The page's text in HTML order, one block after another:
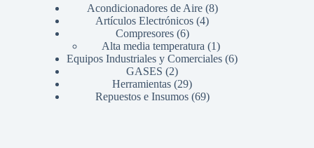
Acondicionadores de Aire 88
Artículos Electrónicos 44
Compresores 66
productos
Alta media temperatura 11
producto
Equipos Industriales y Comerciales 66
GASES 22
productos
Herramientas 2929
productos
Repuestos e Insumos 6969